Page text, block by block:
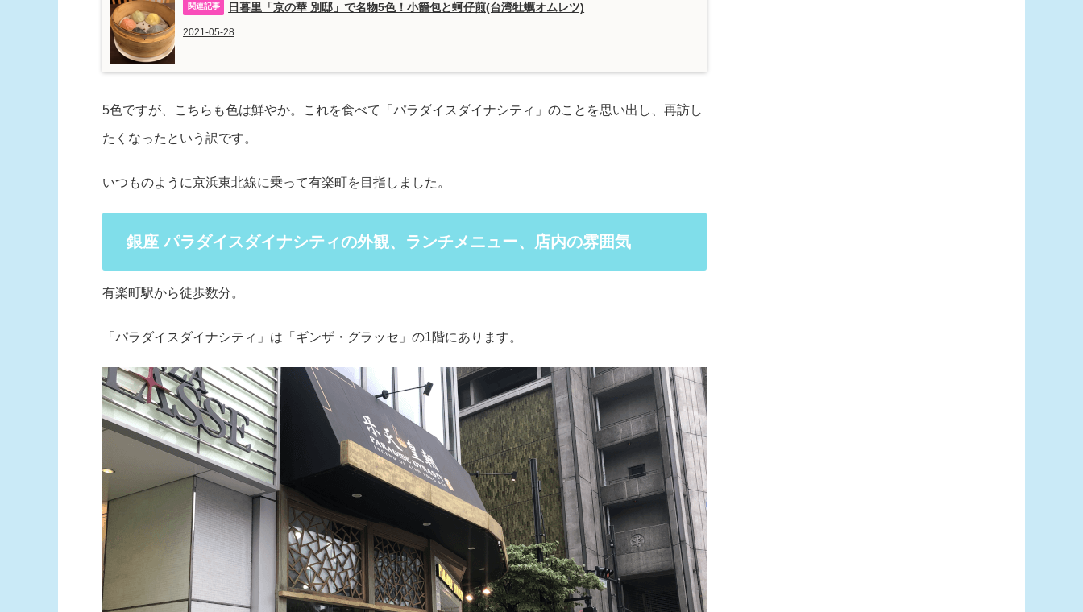
日暮里「京の華 別邸」で名物5色！小籠包と蚵仔煎(台湾牡蠣オムレツ)
2021-05-28
5色ですが、こちらも色は鮮やか。これを食べて「パラダイスダイナシティ」のことを思い出し、再訪し
たくなったという訳です。
いつものように京浜東北線に乗って有楽町を目指しました。
銀座 パラダイスダイナシティの外観、ランチメニュー、店内の雰囲気
有楽町駅から徒歩数分。
「パラダイスダイナシティ」は「ギンザ・グラッセ」の1階にあります。